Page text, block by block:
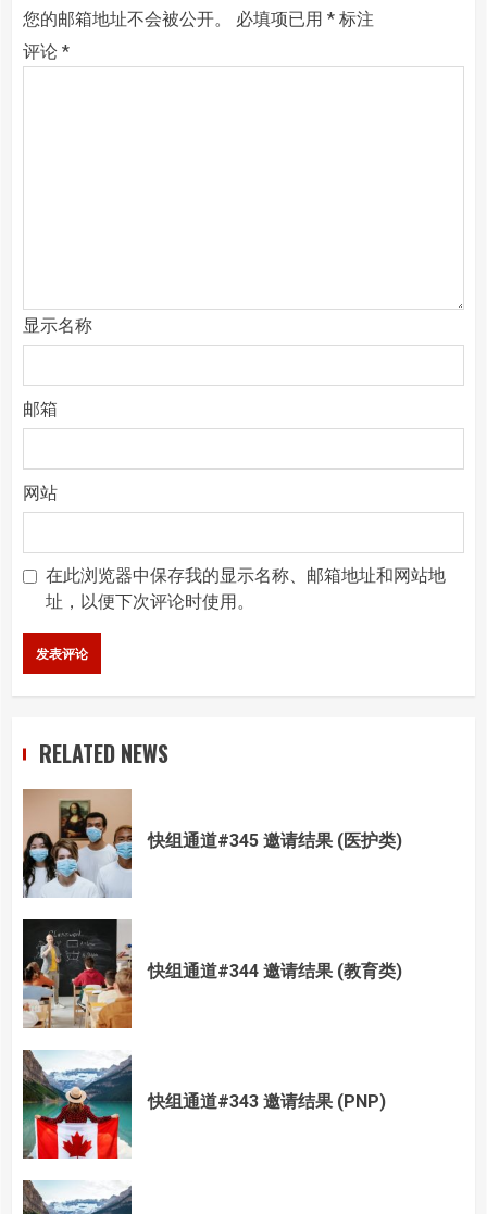
您的邮箱地址不会被公开。 必填项已用 * 标注
评论 *
显示名称
邮箱
网站
在此浏览器中保存我的显示名称、邮箱地址和网站地
址，以便下次评论时使用。
RELATED NEWS
快组通道#345 邀请结果 (医护类)
快组通道#344 邀请结果 (教育类)
快组通道#343 邀请结果 (PNP)